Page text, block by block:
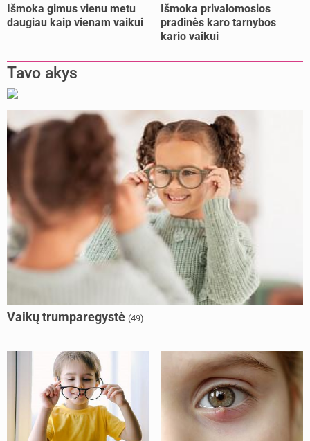
Išmoka gimus vienu metu
daugiau kaip vienam vaikui
Išmoka privalomosios
pradinės karo tarnybos
kario vaikui
Tavo akys
Vaikų trumparegystė (49)